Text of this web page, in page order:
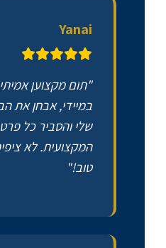
Yanai
"תום מקצוען
במיידי, אבחן את
שלי והסביר כל
המקצועית. לא
טוב!"